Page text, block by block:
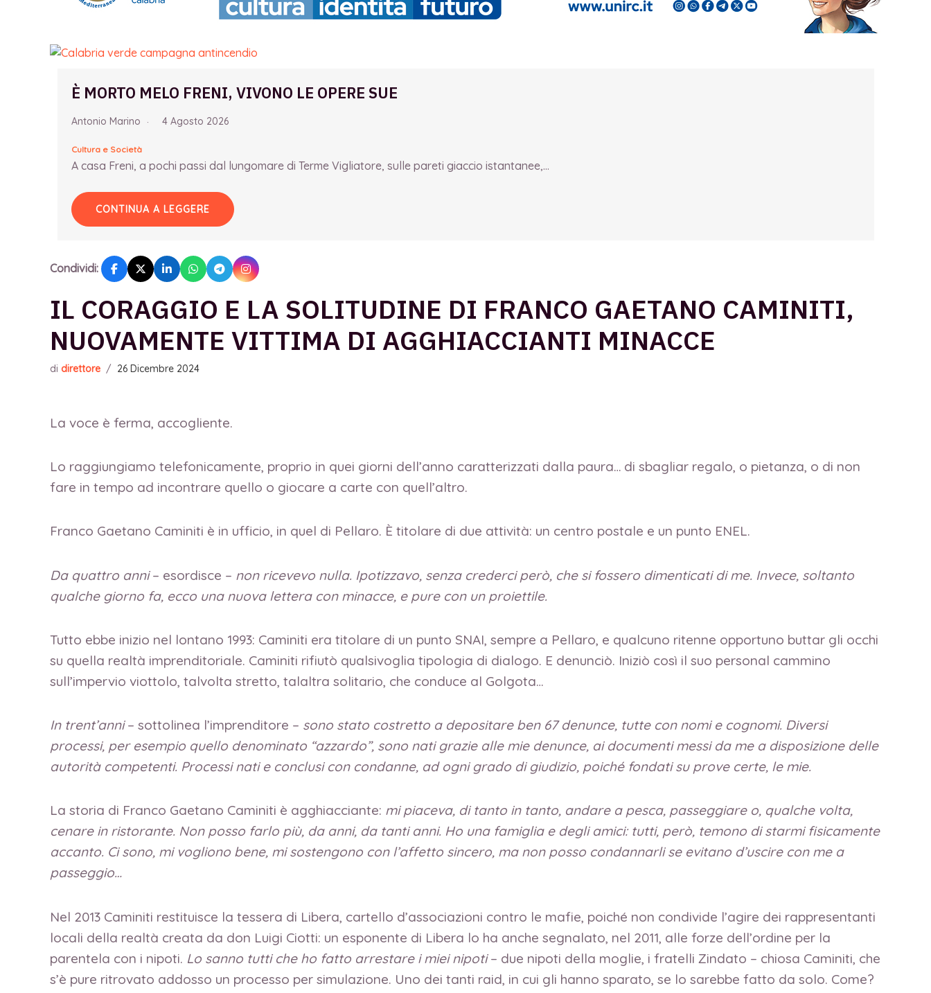
È MORTO MELO FRENI, VIVONO LE OPERE SUE
Antonio Marino 4 Agosto 2026
Cultura e Società
A casa Freni, a pochi passi dal lungomare di Terme Vigliatore, sulle pareti giaccio istantanee,...
CONTINUA A LEGGERE
Condividi:
IL CORAGGIO E LA SOLITUDINE DI FRANCO GAETANO CAMINITI,
NUOVAMENTE VITTIMA DI AGGHIACCIANTI MINACCE
di direttore / 26 Dicembre 2024
La voce è ferma, accogliente.
Lo raggiungiamo telefonicamente, proprio in quei giorni dell’anno caratterizzati dalla paura… di sbagliar regalo, o pietanza, o di non
fare in tempo ad incontrare quello o giocare a carte con quell’altro.
Franco Gaetano Caminiti è in ufficio, in quel di Pellaro. È titolare di due attività: un centro postale e un punto ENEL.
Da quattro anni– esordisce – non ricevevo nulla. Ipotizzavo, senza crederci però, che si fossero dimenticati di me. Invece, soltanto
qualche giorno fa, ecco una nuova lettera con minacce, e pure con un proiettile.
Tutto ebbe inizio nel lontano 1993: Caminiti era titolare di un punto SNAI, sempre a Pellaro, e qualcuno ritenne opportuno buttar gli occhi
su quella realtà imprenditoriale. Caminiti rifiutò qualsivoglia tipologia di dialogo. E denunciò. Iniziò così il suo personal cammino
sull’impervio viottolo, talvolta stretto, talaltra solitario, che conduce al Golgota…
In trent’anni– sottolinea l’imprenditore – sono stato costretto a depositare ben 67 denunce, tutte con nomi e cognomi. Diversi
processi, per esempio quello denominato “azzardo”, sono nati grazie alle mie denunce, ai documenti messi da me a disposizione delle
autorità competenti. Processi nati e conclusi con condanne, ad ogni grado di giudizio, poiché fondati su prove certe, le mie.
La storia di Franco Gaetano Caminiti è agghiacciante: mi piaceva, di tanto in tanto, andare a pesca, passeggiare o, qualche volta,
cenare in ristorante. Non posso farlo più, da anni, da tanti anni. Ho una famiglia e degli amici: tutti, però, temono di starmi fisicamente
accanto. Ci sono, mi vogliono bene, mi sostengono con l’affetto sincero, ma non posso condannarli se evitano d’uscire con me a
passeggio…
Nel 2013 Caminiti restituisce la tessera di Libera, cartello d’associazioni contro le mafie, poiché non condivide l’agire dei rappresentanti
locali della realtà creata da don Luigi Ciotti: un esponente di Libera lo ha anche segnalato, nel 2011, alle forze dell’ordine per la
parentela con i nipoti. Lo sanno tutti che ho fatto arrestare i miei nipoti– due nipoti della moglie, i fratelli Zindato – chiosa Caminiti, che
s’è pure ritrovato addosso un processo per simulazione. Uno dei tanti raid, in cui gli hanno sparato, se lo sarebbe fatto da solo. Come?